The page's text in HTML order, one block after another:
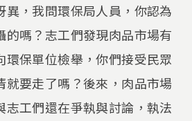
異，我問環保局人員，你認為
的嗎？志工們發現肉品市場有
環保單位檢舉，你們接受民眾
就要走了嗎？後來，肉品市場
志工們還在爭執與討論，執法